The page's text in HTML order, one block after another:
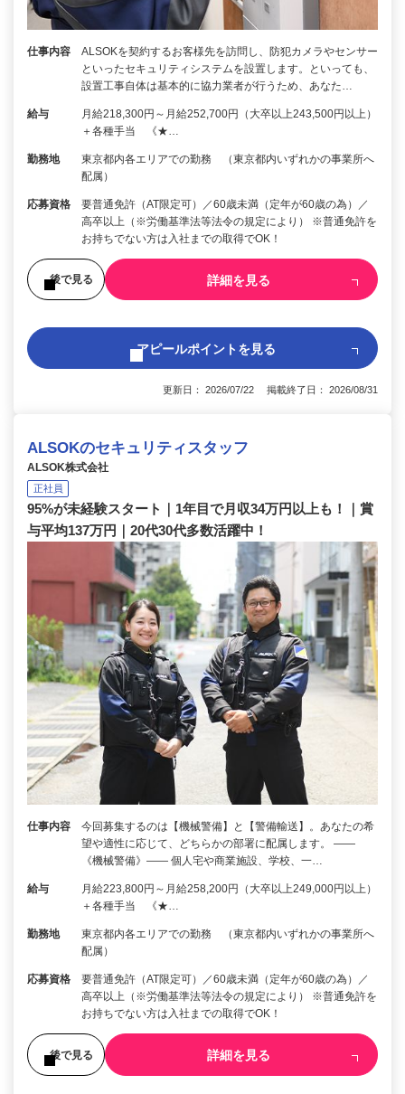
仕事内容
ALSOKを契約するお客様先を訪問し、防犯カメラやセンサー
といったセキュリティシステムを設置します。といっても、
設置工事自体は基本的に協力業者が行うため、あなた…
給与
月給218,300円～月給252,700円（大卒以上243,500円以上）
＋各種手当 《★…
勤務地
東京都内各エリアでの勤務 （東京都内いずれかの事業所へ
配属）
応募資格
要普通免許（AT限定可）／60歳未満（定年が60歳の為）／
高卒以上（※労働基準法等法令の規定により） ※普通免許を
お持ちでない方は入社までの取得でOK！
後で見る 詳細を見る
アピールポイントを見る
更新日： 2026/07/22 掲載終了日： 2026/08/31
ALSOKのセキュリティスタッフ
ALSOK株式会社
正社員
95%が未経験スタート｜1年目で月収34万円以上も！｜賞
与平均137万円｜20代30代多数活躍中！
仕事内容
今回募集するのは【機械警備】と【警備輸送】。あなたの希
望や適性に応じて、どちらかの部署に配属します。 ――
《機械警備》―― 個人宅や商業施設、学校、一…
給与
月給223,800円～月給258,200円（大卒以上249,000円以上）
＋各種手当 《★…
勤務地
東京都内各エリアでの勤務 （東京都内いずれかの事業所へ
配属）
応募資格
要普通免許（AT限定可）／60歳未満（定年が60歳の為）／
高卒以上（※労働基準法等法令の規定により） ※普通免許を
お持ちでない方は入社までの取得でOK！
後で見る 詳細を見る